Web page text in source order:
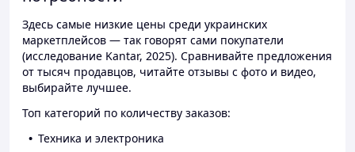
Здесь самые низкие цены среди украинских
маркетплейсов — так говорят сами покупатели
(исследование Kantar, 2025). Сравнивайте предложения
от тысяч продавцов, читайте отзывы с фото и видео,
выбирайте лучшее.
Топ категорий по количеству заказов:
Техника и электроника